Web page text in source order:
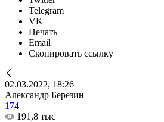
Telegram
VK
Печать
Email
Скопировать ссылку
02.03.2022, 18:26
Александр Березин
174
191,8 тыс